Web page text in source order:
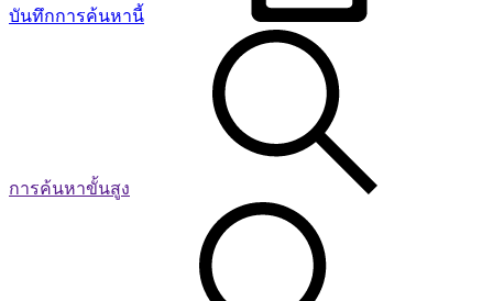
บันทึกการค้นหานี้
การค้นหาขั้นสูง